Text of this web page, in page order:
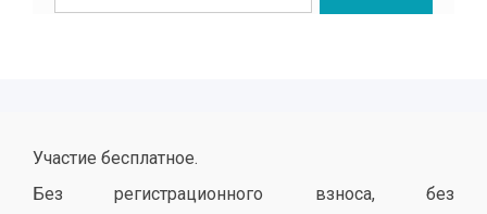
Участие бесплатное.
Без регистрационного взноса, без